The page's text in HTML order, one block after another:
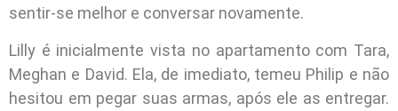
sentir-se melhor e conversar novamente.
Lilly é inicialmente vista no apartamento com Tara,
Meghan e David. Ela, de imediato, temeu Philip e não
hesitou em pegar suas armas, após ele as entregar.